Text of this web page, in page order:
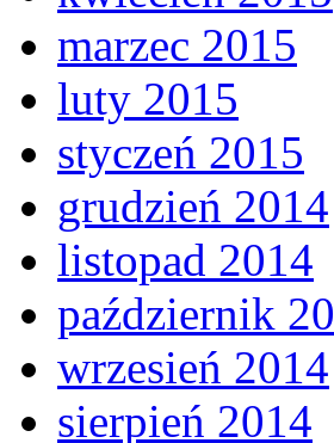
marzec 2015
luty 2015
styczeń 2015
grudzień 2014
listopad 2014
październik
wrzesień 2014
sierpień 2014